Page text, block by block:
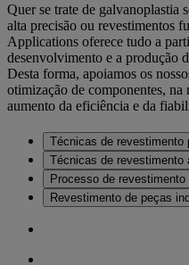
Quer se trate de galvanoplastia
alta precisão ou revestimentos
Applications oferece tudo a
desenvolvimento e a produção
Desta forma, apoiamos os
otimização de componentes,
aumento da eficiência e da
Técnicas de revestimento
Técnicas de revestimento
Processo de revestimento
Revestimento de peças